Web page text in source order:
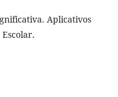
Aplicativos